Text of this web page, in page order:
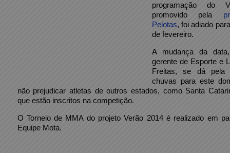
programação do
promovido pela
Pelotas, foi adiado
de fevereiro.
A mudança da
gerente de Esporte e
Freitas, se dá pela
chuvas para este
não prejudicar atletas de outros estados, como Santa
que estão inscritos na competição.
O Torneio de MMA do projeto Verão 2014 é realizado em
Equipe Mota.